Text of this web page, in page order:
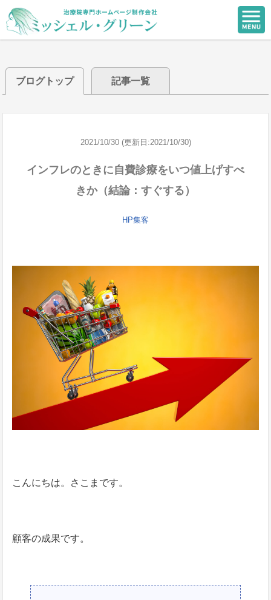
ブログトップ 記事一覧
2021/10/30 (更新日:2021/10/30)
インフレのときに自費診療をいつ値上げすべ
きか（結論：すぐする）
HP集客
こんにちは。さこまです。
顧客の成果です。